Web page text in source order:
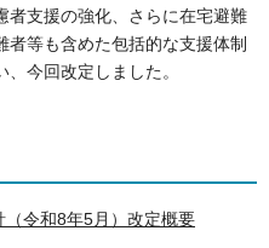
者支援の強化、さらに在宅避難
等も含めた包括的な支援体制
今回改定しました。
令和8年5月）改定概要